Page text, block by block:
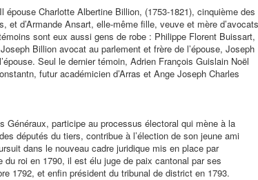
Charlotte Albertine Billion, (1753-1821), cinquième des
et d’Armande Ansart, elle-même fille, veuve et mère
sont eux aussi gens de robe : Philippe Florent Buissart,
Billion avocat au parlement et frère de l’épouse, Joseph
Seul le dernier témoin, Adrien François Guislain Noël
futur académicien d’Arras et Ange Joseph Charles
participe au processus électoral qui mène à la
députés du tiers, contribue à l’élection de son jeune ami
dans le nouveau cadre juridique mis en place par
du roi en 1790, il est élu juge de paix cantonal par ses
1792, et enfin président du tribunal de district en 1793.